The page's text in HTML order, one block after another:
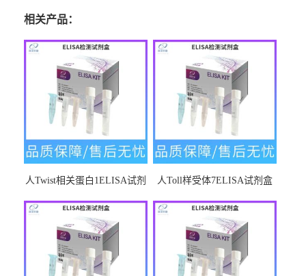
相关产品：
人Twist相关蛋白1ELISA试剂
人Toll样受体7ELISA试剂盒